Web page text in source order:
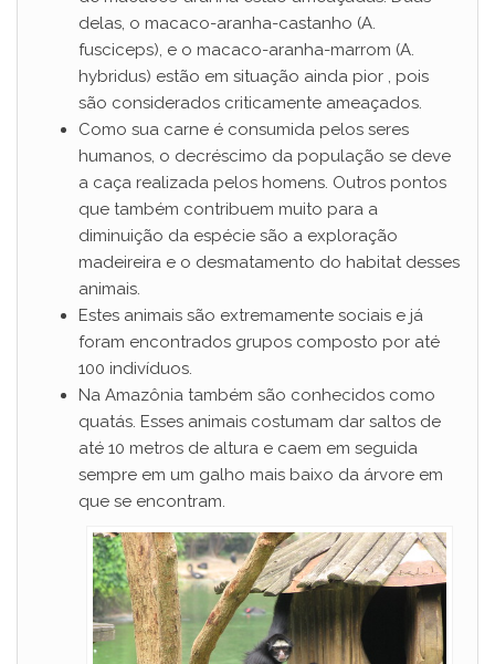
delas, o macaco-aranha-castanho (A.
fusciceps), e o macaco-aranha-marrom (A.
hybridus) estão em situação ainda pior , pois
são considerados criticamente ameaçados.
Como sua carne é consumida pelos seres
humanos, o decréscimo da população se deve
a caça realizada pelos homens. Outros pontos
que também contribuem muito para a
diminuição da espécie são a exploração
madeireira e o desmatamento do habitat desses
animais.
Estes animais são extremamente sociais e já
foram encontrados grupos composto por até
100 indivíduos.
Na Amazônia também são conhecidos como
quatás. Esses animais costumam dar saltos de
até 10 metros de altura e caem em seguida
sempre em um galho mais baixo da árvore em
que se encontram.